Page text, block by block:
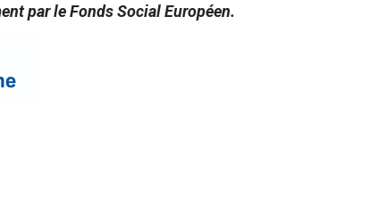
par le Fonds Social Européen.